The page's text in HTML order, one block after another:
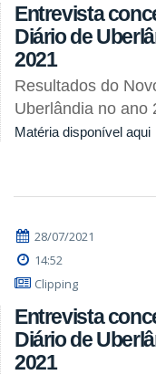
Entrevista
Diário de
2021
Resultados do
Uberlândia no ano
Matéria disponível aqui
28/07/2021
14:52
Clipping
Entrevista
Diário de
2021